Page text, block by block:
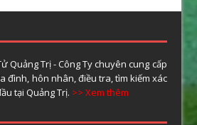
Quảng Trị - Công Ty chuyên cung cấp
đình, hôn nhân, điều tra, tìm kiếm xác
tại Quảng Trị. >> Xem thêm